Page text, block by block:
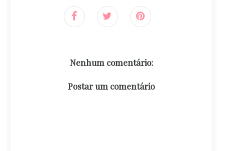
Nenhum comentário:
Postar um comentário